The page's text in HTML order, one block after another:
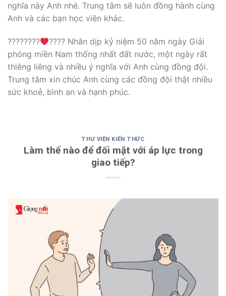
nghĩa này Anh nhé. Trung tâm sẽ luôn đồng hành cùng
Anh và các bạn học viên khác.
????????
???? Nhân dịp kỷ niệm 50 năm ngày Giải
phóng miền Nam thống nhất đất nước, một ngày rất
thiêng liêng và nhiều ý nghĩa với Anh cùng đồng đội.
Trung tâm xin chúc Anh cùng các đồng đội thật nhiều
sức khoẻ, bình an và hạnh phúc.
THƯ VIỆN KIẾN THỨC
Làm thế nào để đối mặt với áp lực trong
giao tiếp?